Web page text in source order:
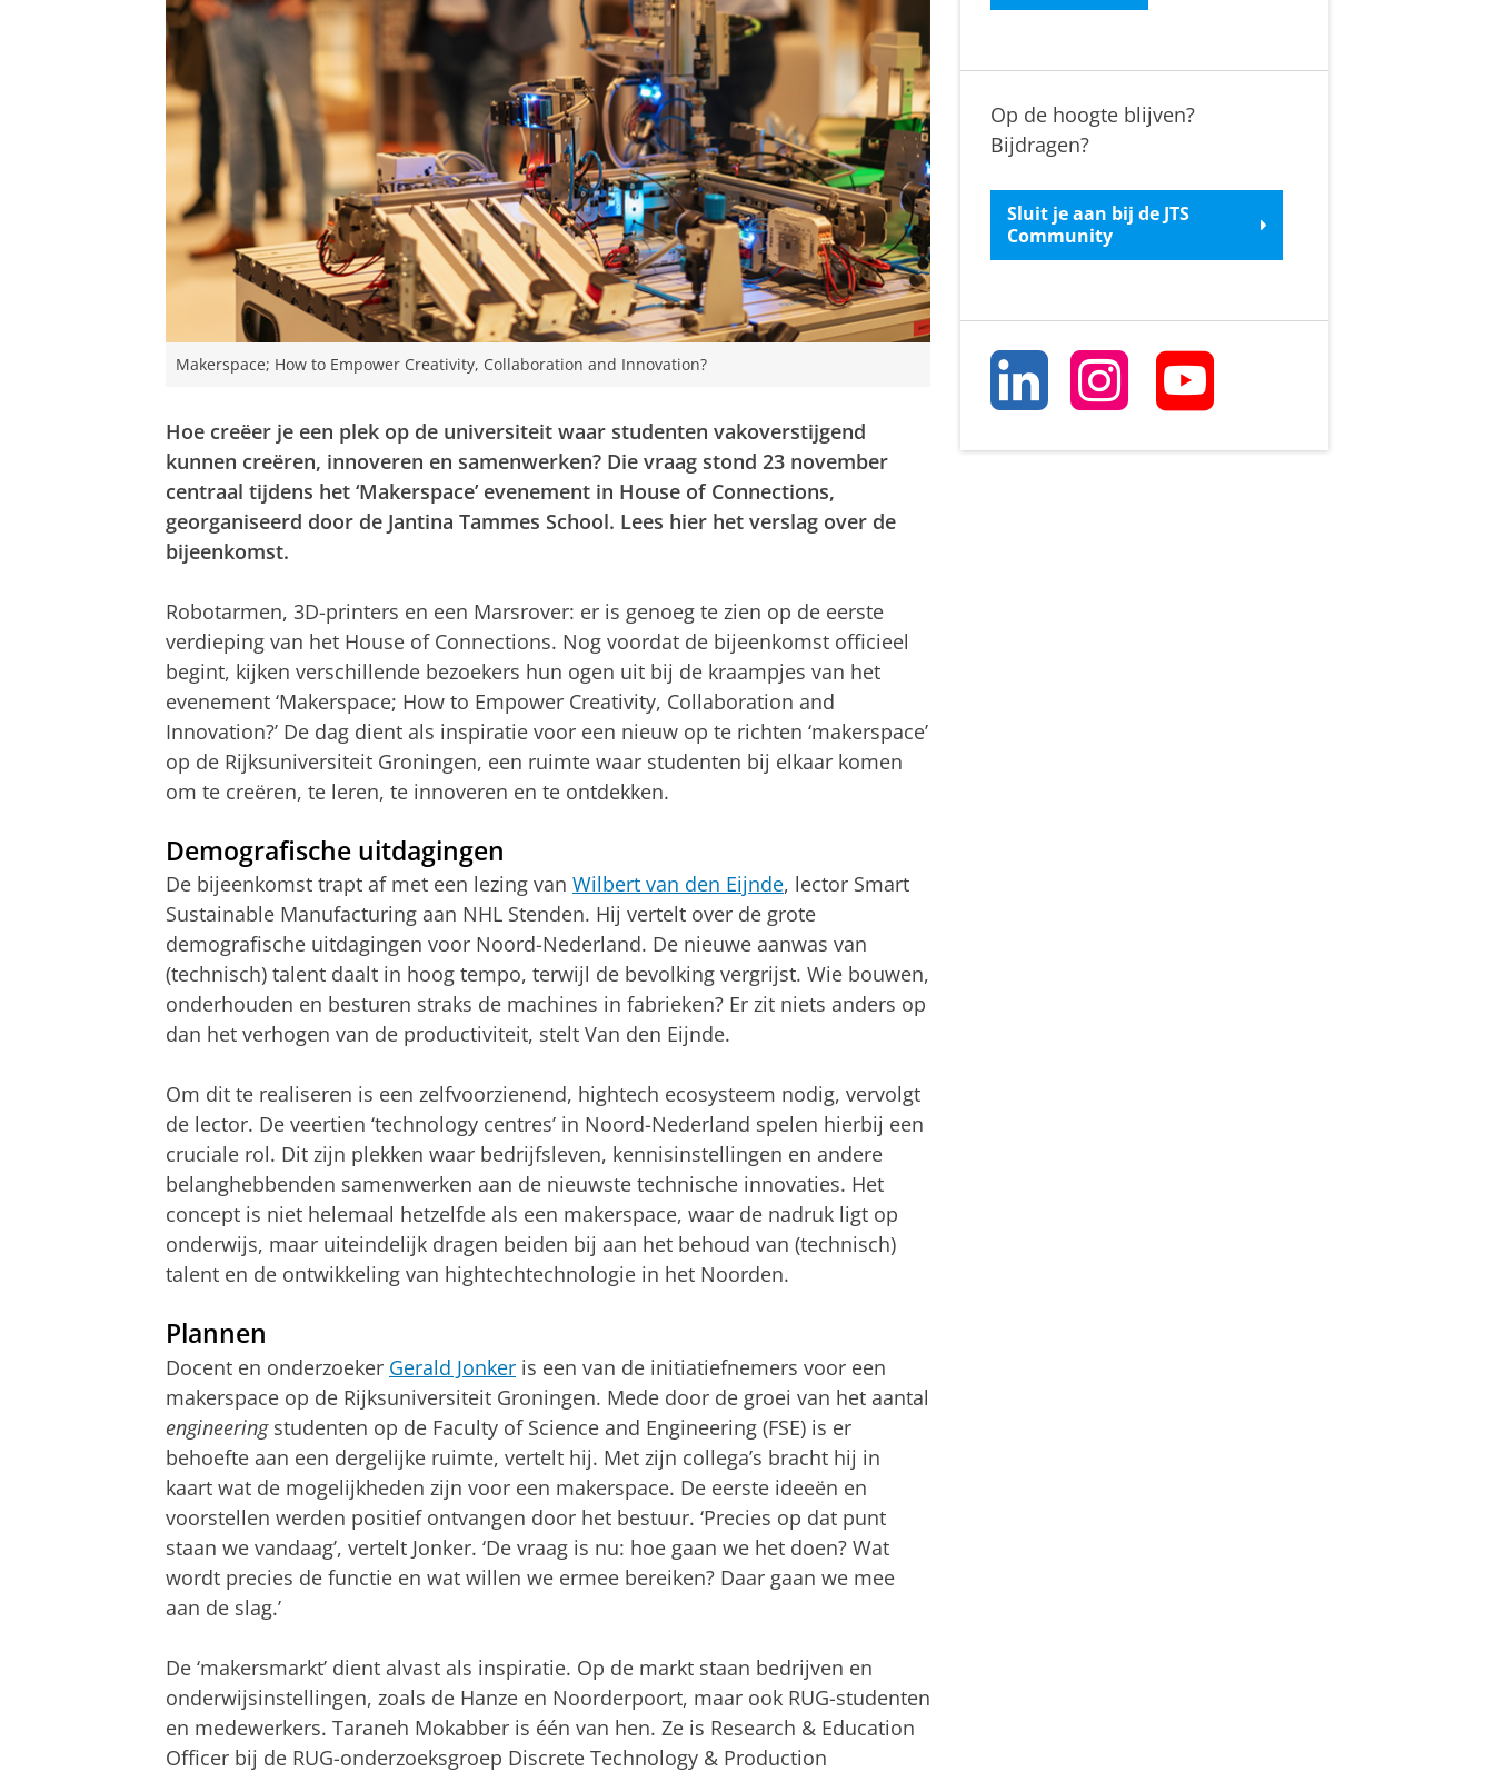
Makerspace; How to Empower Creativity, Collaboration and Innovation?
Hoe creëer je een plek op de universiteit waar studenten vakoverstijgend
kunnen creëren, innoveren en samenwerken? Die vraag stond 23 november
centraal tijdens het ‘Makerspace’ evenement in House of Connections,
georganiseerd door de Jantina Tammes School. Lees hier het verslag over de
bijeenkomst.
Robotarmen, 3D-printers en een Marsrover: er is genoeg te zien op de eerste
verdieping van het House of Connections. Nog voordat de bijeenkomst officieel
begint, kijken verschillende bezoekers hun ogen uit bij de kraampjes van het
evenement ‘Makerspace; How to Empower Creativity, Collaboration and
Innovation?’ De dag dient als inspiratie voor een nieuw op te richten ‘makerspace’
op de Rijksuniversiteit Groningen, een ruimte waar studenten bij elkaar komen
om te creëren, te leren, te innoveren en te ontdekken.
Demografische uitdagingen
De bijeenkomst trapt af met een lezing van Wilbert van den Eijnde, lector Smart
Sustainable Manufacturing aan NHL Stenden. Hij vertelt over de grote
demografische uitdagingen voor Noord-Nederland. De nieuwe aanwas van
(technisch) talent daalt in hoog tempo, terwijl de bevolking vergrijst. Wie bouwen,
onderhouden en besturen straks de machines in fabrieken? Er zit niets anders op
dan het verhogen van de productiviteit, stelt Van den Eijnde.
Om dit te realiseren is een zelfvoorzienend, hightech ecosysteem nodig, vervolgt
de lector. De veertien ‘technology centres’ in Noord-Nederland spelen hierbij een
cruciale rol. Dit zijn plekken waar bedrijfsleven, kennisinstellingen en andere
belanghebbenden samenwerken aan de nieuwste technische innovaties. Het
concept is niet helemaal hetzelfde als een makerspace, waar de nadruk ligt op
onderwijs, maar uiteindelijk dragen beiden bij aan het behoud van (technisch)
talent en de ontwikkeling van hightechtechnologie in het Noorden.
Plannen
Docent en onderzoeker Gerald Jonker is een van de initiatiefnemers voor een
makerspace op de Rijksuniversiteit Groningen. Mede door de groei van het aantal
engineeringstudenten op de Faculty of Science and Engineering (FSE) is er
behoefte aan een dergelijke ruimte, vertelt hij. Met zijn collega’s bracht hij in
kaart wat de mogelijkheden zijn voor een makerspace. De eerste ideeën en
voorstellen werden positief ontvangen door het bestuur. ‘Precies op dat punt
staan we vandaag’, vertelt Jonker. ‘De vraag is nu: hoe gaan we het doen? Wat
wordt precies de functie en wat willen we ermee bereiken? Daar gaan we mee
aan de slag.’
De ‘makersmarkt’ dient alvast als inspiratie. Op de markt staan bedrijven en
onderwijsinstellingen, zoals de Hanze en Noorderpoort, maar ook RUG-studenten
en medewerkers. Taraneh Mokabber is één van hen. Ze is Research & Education
Officer bij de RUG-onderzoeksgroep Discrete Technology & Production
Op de hoogte blijven?
Bijdragen?
Sluit je aan bij de JTS
Community